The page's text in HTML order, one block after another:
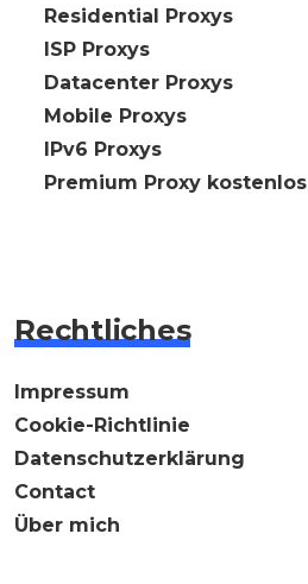
🇩🇪 Residential Proxys
🇩🇪 ISP Proxys
🇩🇪 Datacenter Proxys
🇩🇪 Mobile Proxys
🇩🇪 IPv6 Proxys
⭐ Premium Proxy kostenlos
Rechtliches
Impressum
Cookie-Richtlinie
Datenschutzerklärung
Contact
Über mich